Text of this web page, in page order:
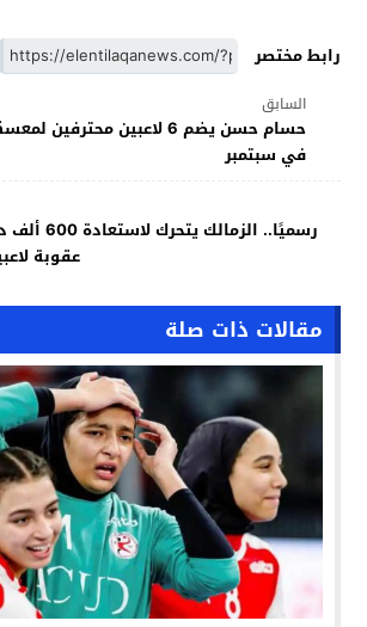
رابط مختصر
السابق
حسام حسن يضم 6 لاعبين
في سبتمبر
رسميًا..
عقوبة
مقالات ذات صلة